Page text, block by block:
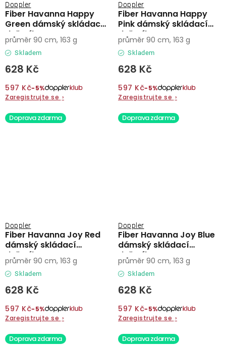
Fiber Havanna Happy
Green dámský skládací
deštník
Doppler
Skladem
628 Kč
597 Kč−5%
Zaregistrujte se ›
průměr 90 cm, 163 g
Fiber Havanna Happy
Pink dámský skládací
deštník
Doppler
Skladem
628 Kč
597 Kč−5%
Zaregistrujte se ›
průměr 90 cm, 163 g
Doprava zdarma
Fiber Havanna Joy Red
dámský skládací
deštník
Doppler
Skladem
628 Kč
597 Kč−5%
Zaregistrujte se ›
průměr 90 cm, 163 g
Doprava zdarma
Fiber Havanna Joy Blue
dámský skládací
deštník
Doppler
Skladem
628 Kč
597 Kč−5%
Zaregistrujte se ›
průměr 90 cm, 163 g
Doprava zdarma Doprava zdarma